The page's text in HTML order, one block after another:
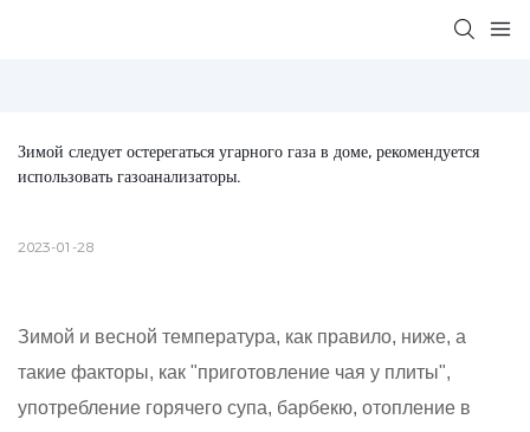
Зимой следует остерегаться угарного газа в доме, рекомендуется
использовать газоанализаторы.
2023-01-28
Зимой и весной температура, как правило, ниже, а
такие факторы, как "приготовление чая у плиты",
употребление горячего супа, барбекю, отопление в